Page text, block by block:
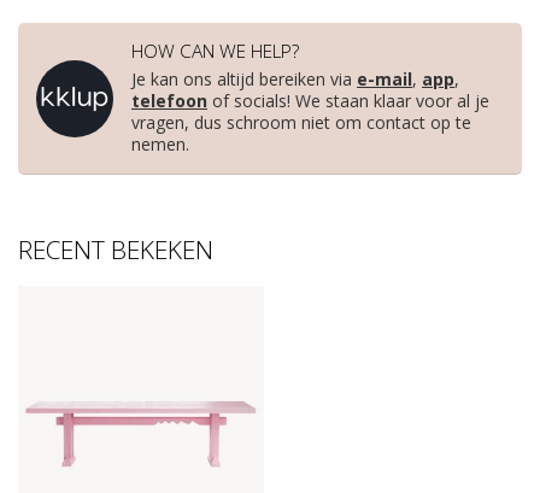
HOW CAN WE HELP?
Je kan ons altijd bereiken via e-mail, app,
telefoon of socials! We staan klaar voor al je
vragen, dus schroom niet om contact op te
nemen.
RECENT BEKEKEN